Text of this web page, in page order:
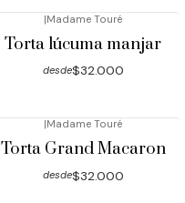
|Madame Touré
Torta lúcuma manjar
desde$32.000
|Madame Touré
Torta Grand Macaron
desde$32.000